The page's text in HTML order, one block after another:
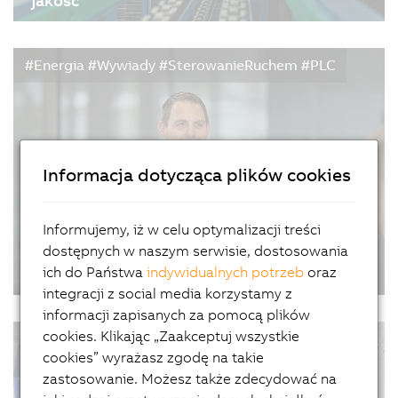
27/11/2024| 6m
Spawanie to jeden z głównych procesów
produkcyjnych wykorzystywany w wielu branżach
zajmujących się pracą z elementami metalowymi.
Pozwala na ich łączenie w trwały i wytrzymały
sposób. Zanim przejdziemy do samego procesu
#Energia #Wywiady #SterowanieRuchem #PLC
"Twenty years and still going strong"
24/10/2024 | 3m
The X20 System from B&R has been available on
the market for twenty years. What would normally
mean the end of the lifecycle for many products
does not apply here because the system has been
#PrzemysłPoligraficzny #SuccessStories
#SterowanieRuchem
Informacja dotycząca plików cookies
Informujemy, iż w celu optymalizacji treści
dostępnych w naszym serwisie, dostosowania
ich do Państwaindywidualnych potrzeb oraz
integracji z social media korzystamy z
informacji zapisanych za pomocą plików
cookies. Klikając „Zaakceptuj wszystkie
cookies” wyrażasz zgodę na takie
zastosowanie. Możesz także zdecydować na